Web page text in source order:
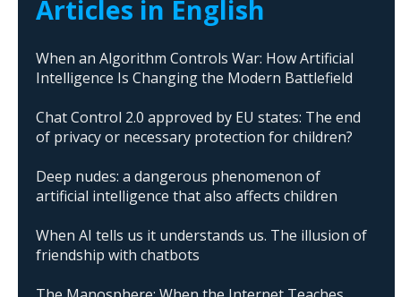
Articles in English
When an Algorithm Controls War: How Artificial
Intelligence Is Changing the Modern Battlefield
Chat Control 2.0 approved by EU states: The end
of privacy or necessary protection for children?
Deep nudes: a dangerous phenomenon of
artificial intelligence that also affects children
When AI tells us it understands us. The illusion of
friendship with chatbots